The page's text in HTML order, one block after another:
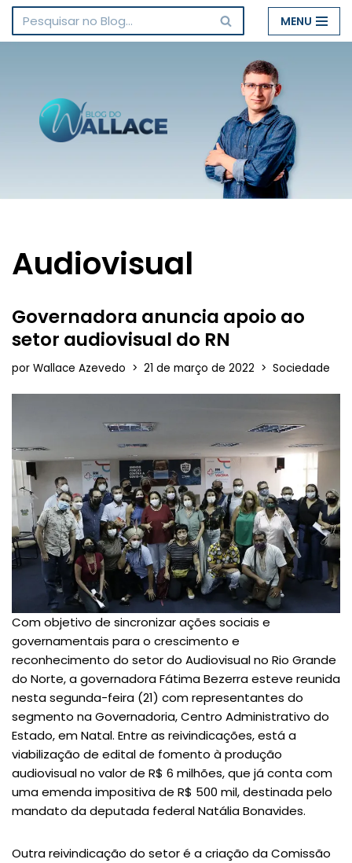
Pular
conteúdo
MENU
Audiovisual
Governadora anuncia apoio ao
setor audiovisual do RN
por Wallace Azevedo 21 de março de 2022 Sociedade
Com objetivo de sincronizar ações sociais e
governamentais para o crescimento e
reconhecimento do setor do Audiovisual no Rio Grande
do Norte, a governadora Fátima Bezerra esteve reunida
nesta segunda-feira (21) com representantes do
segmento na Governadoria, Centro Administrativo do
Estado, em Natal. Entre as reivindicações, está a
viabilização de edital de fomento à produção
audiovisual no valor de R$ 6 milhões, que já conta com
uma emenda impositiva de R$ 500 mil, destinada pelo
mandato da deputada federal Natália Bonavides.
Outra reivindicação do setor é a criação da Comissão